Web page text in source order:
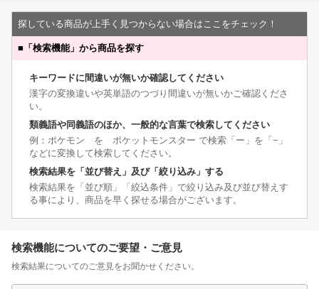
探している商品が上手く見つからない場合はここをチェック！
■ 「検索機能」から商品を探す
キーワードに間違いが無いか確認してください
漢字の変換違いや英単語のつづり間違いが無いかご確認くださ
い。
類義語や同義語のほか、一般的な言葉で検索してください
例：ポケモン を ポケットモンスター で検索「ー」を「−」
などに変換して検索してください。
検索結果を「並び替え」及び「絞り込み」する
検索結果を「並び順」「絞込条件」で絞り込み及び並び替えす
る事により、商品を早く探せる場合がございます。
検索機能についてのご要望・ご意見
検索結果についてのご意見をお聞かせください。